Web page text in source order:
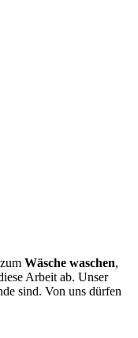
Wäsche waschen,
Arbeit ab. Unser
sind. Von uns dürfen